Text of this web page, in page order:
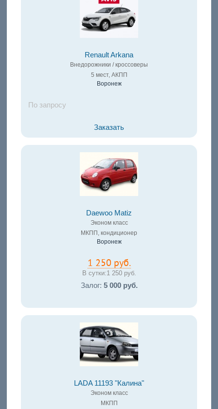
Renault Arkana
Внедорожники / кроссоверы
5 мест, АКПП
Воронеж
По запросу
Заказать
Daewoo Matiz
Эконом класс
МКПП, кондиционер
Воронеж
1 250 руб.
В сутки:1 250 руб.
Залог: 5 000 руб.
LADA 11193 "Калина"
Эконом класс
МКПП